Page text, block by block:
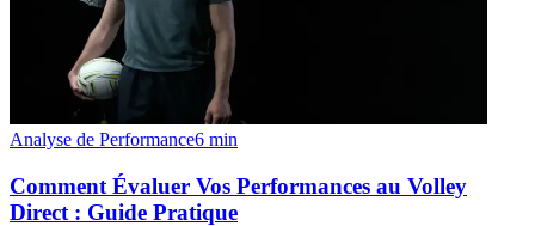
Analyse de Performance6 min
Comment Évaluer Vos Performances au Volley
Direct : Guide Pratique